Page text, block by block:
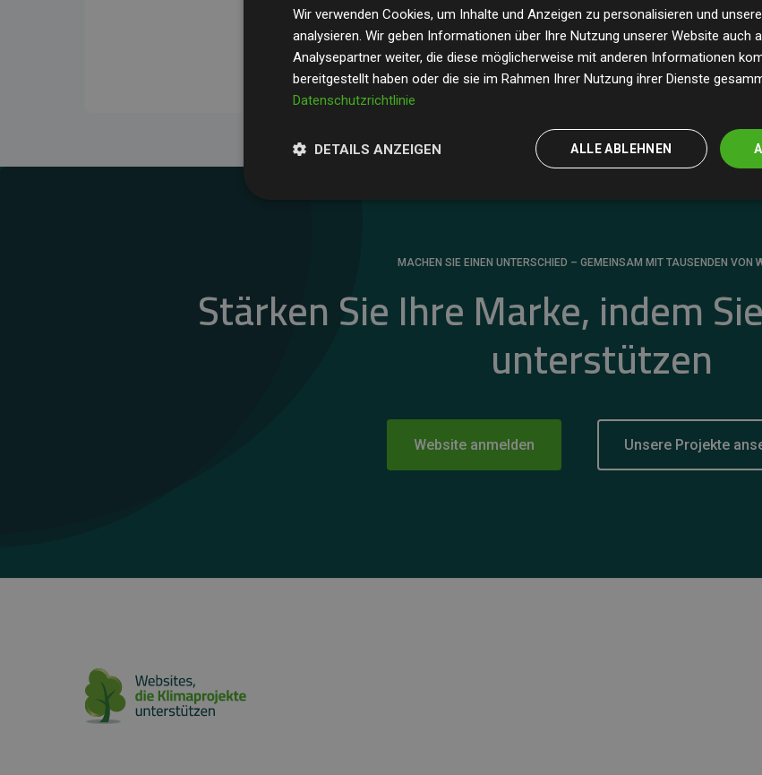
Durchschnitt200 % der geschätzten CO₂-Emissionender teilnehmenden
Websites kompensieren – ein klarer Nachweis für die messbare Klimawirkung
unseres Ansatzes.
MACHEN SIE EINEN UNTERSCHIED – GEMEINSAM MIT TAUSENDEN VON
Stärken Sie Ihre Marke, indem
unterstützen
Website anmelden Unsere Projekte
Wir verwenden Cookies, um Inhalte und Anzeigen zu personalisieren und
analysieren. Wir geben Informationen über Ihre Nutzung unserer Website auch
Analysepartner weiter, die diese möglicherweise mit anderen Informationen
bereitgestellt haben oder die sie im Rahmen Ihrer Nutzung ihrer Dienste
Datenschutzrichtlinie
ALLE ABLEHNEN
DETAILS ANZEIGEN